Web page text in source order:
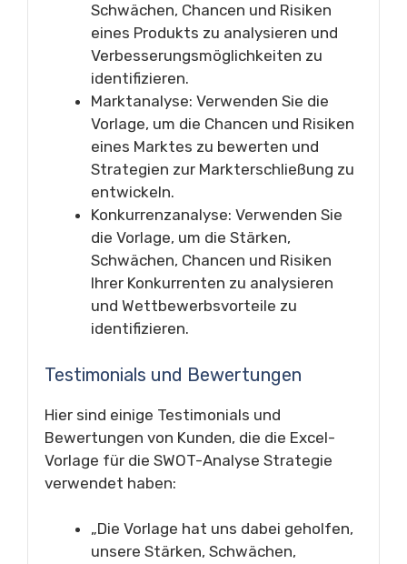
Schwächen, Chancen und Risiken
eines Produkts zu analysieren und
Verbesserungsmöglichkeiten zu
identifizieren.
Marktanalyse: Verwenden Sie die
Vorlage, um die Chancen und Risiken
eines Marktes zu bewerten und
Strategien zur Markterschließung zu
entwickeln.
Konkurrenzanalyse: Verwenden Sie
die Vorlage, um die Stärken,
Schwächen, Chancen und Risiken
Ihrer Konkurrenten zu analysieren
und Wettbewerbsvorteile zu
identifizieren.
Testimonials und Bewertungen
Hier sind einige Testimonials und
Bewertungen von Kunden, die die Excel-
Vorlage für die SWOT-Analyse Strategie
verwendet haben:
„Die Vorlage hat uns dabei geholfen,
unsere Stärken, Schwächen,